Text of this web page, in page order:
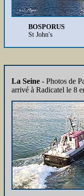
BOSPORUS
St John's
La Seine - Photos de
arrivé à Radicatel le 8